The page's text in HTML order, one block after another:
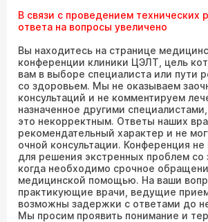
В связи с проведением технических
ответа на вопросы увеличено
Вы находитесь на странице
конференции клиники ЦЭЛТ, цель
вам в выборе специалиста или пути
со здоровьем. Мы не оказываем
консультаций и не комментируем
назначенное другими
это некорректным. Ответы наших
рекомендательный характер и не
очной консультации. Конференция не
для решения экстренных проблем со
когда необходимо срочное
медицинской помощью. На ваши
практикующие врачи, ведущие
возможны задержки с ответами до
Мы просим проявить понимание и